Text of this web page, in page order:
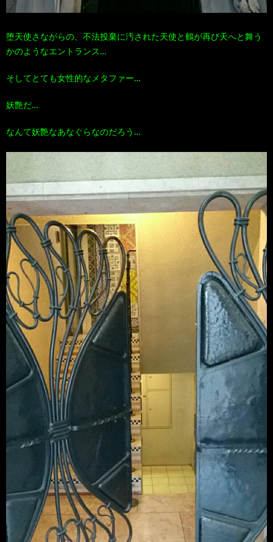
堕天使さながらの、不法投棄に汚された天使と鶴が再び天へと舞う
かのようなエントランス…
そしてとても女性的なメタファー…
妖艶だ…
なんて妖艶なあなぐらなのだろう…